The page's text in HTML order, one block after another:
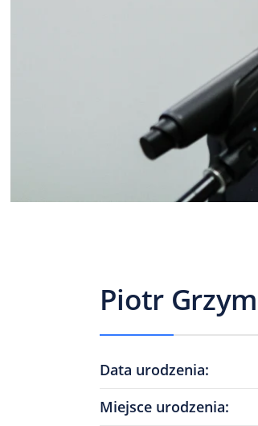
Piotr
Data urodzenia:
Miejsce urodzenia: